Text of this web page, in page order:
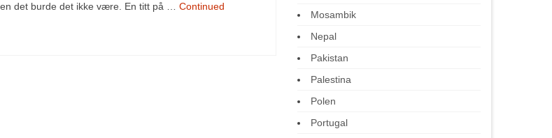
det burde det ikke være. En titt på … Continued
Mosambik
Nepal
Pakistan
Palestina
Polen
Portugal